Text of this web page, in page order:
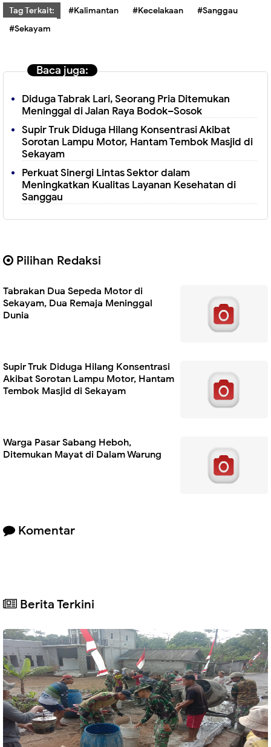
Tag Terkait: #Kalimantan #Kecelakaan
#Sanggau
#Sekayam
Baca juga:
Diduga Tabrak Lari, Seorang Pria Ditemukan
Meninggal di Jalan Raya Bodok–Sosok
Supir Truk Diduga Hilang Konsentrasi Akibat
Sorotan Lampu Motor, Hantam Tembok Masjid di
Sekayam
Perkuat Sinergi Lintas Sektor dalam
Meningkatkan Kualitas Layanan Kesehatan di
Sanggau
Pilihan Redaksi
Tabrakan Dua Sepeda Motor di
Sekayam, Dua Remaja Meninggal
Dunia
Supir Truk Diduga Hilang Konsentrasi
Akibat Sorotan Lampu Motor, Hantam
Tembok Masjid di Sekayam
Warga Pasar Sabang Heboh,
Ditemukan Mayat di Dalam Warung
Komentar
Berita Terkini